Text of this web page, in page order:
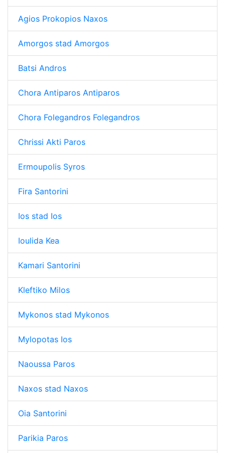
Agios Prokopios Naxos
Amorgos stad Amorgos
Batsi Andros
Chora Antiparos Antiparos
Chora Folegandros Folegandros
Chrissi Akti Paros
Ermoupolis Syros
Fira Santorini
Ios stad Ios
Ioulida Kea
Kamari Santorini
Kleftiko Milos
Mykonos stad Mykonos
Mylopotas Ios
Naoussa Paros
Naxos stad Naxos
Oia Santorini
Parikia Paros